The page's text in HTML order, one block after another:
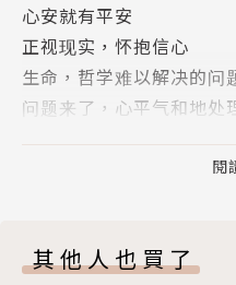
踏实的佛法观点，不能离
开始就是这个样子。然而
视戒律的受持，有人重视
熏闻。
中国禅宗的祖师们不很
三业清净，他才能够真有
心安就有平安
正视现实，怀抱信心
生命，哲学难以解决的问
问题来了，心平气和地处
从《心经》谈如何安定人心
閱
其他人也買了